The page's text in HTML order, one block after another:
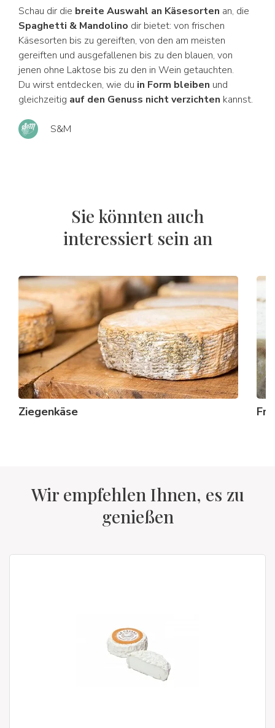
Schau dir die breite Auswahl an Käsesorten an, die
Spaghetti & Mandolino dir bietet: von frischen
Käsesorten bis zu gereiften, von den am meisten
gereiften und ausgefallenen bis zu den blauen, von
jenen ohne Laktose bis zu den in Wein getauchten.
Du wirst entdecken, wie du in Form bleiben und
gleichzeitig auf den Genuss nicht verzichten kannst.
S&M
Sie könnten auch
interessiert sein an
Ziegenkäse
Wir empfehlen Ihnen, es zu
genießen